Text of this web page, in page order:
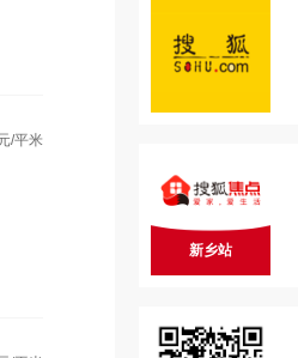
/平米
新乡站